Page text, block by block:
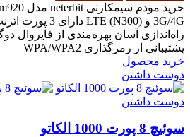
پشتیبانی از رمزگذاری WPA/WPA2
خرید محصول
دوست داشتن
دوست داشتن
سوئیچ 8 پورت 1000 الکاتو